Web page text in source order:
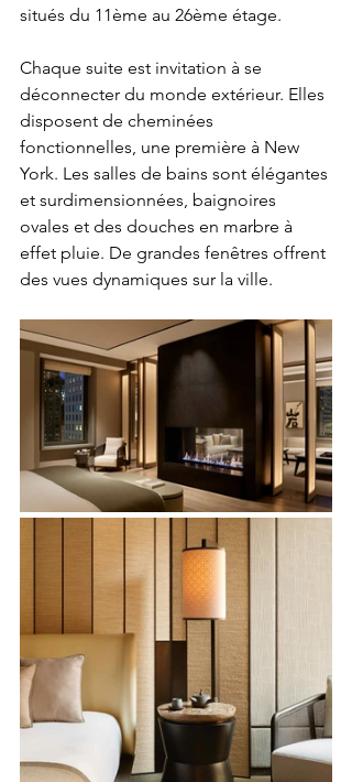
situés du 11ème au 26ème étage.
Chaque suite est invitation à se
déconnecter du monde extérieur. Elles
disposent de cheminées
fonctionnelles, une première à New
York. Les salles de bains sont élégantes
et surdimensionnées, baignoires
ovales et des douches en marbre à
effet pluie. De grandes fenêtres offrent
des vues dynamiques sur la ville.